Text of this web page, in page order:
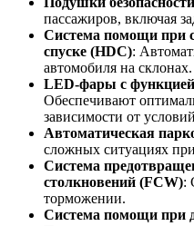
пассажиров, включая
Система помощи при
спуске (HDC):
автомобиля на
LED-фары с функцией
Обеспечивают
зависимости от
Автоматическая
сложных ситуациях
Система
столкновений (FCW):
торможении.
Система помощи при